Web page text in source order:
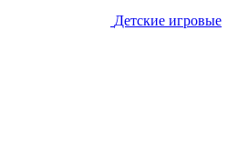
Детские игровые